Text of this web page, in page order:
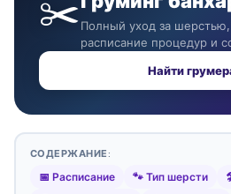
✂️ Полный уход за
расписание процедур и
Найти
СОДЕРЖАНИЕ:
📅 Расписание 🐾 Тип шерсти